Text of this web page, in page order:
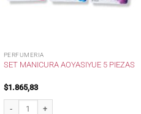
PERFUMERIA
SET MANICURA AOYASIYUE 5 PIEZAS
$1.865,83
Set Manicura AOYASIYUE 5 Piezas cantidad